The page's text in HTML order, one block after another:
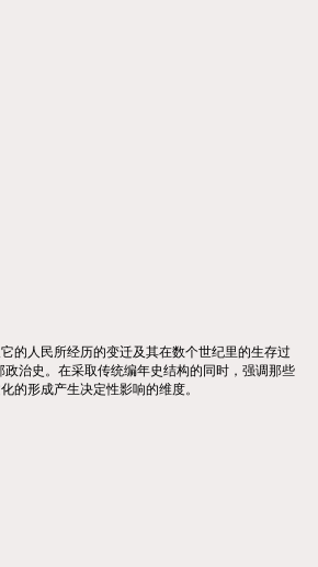
的人民所经历的变迁及其在数个世纪里的生存过
治史。在采取传统编年史结构的同时，强调那些
的形成产生决定性影响的维度。